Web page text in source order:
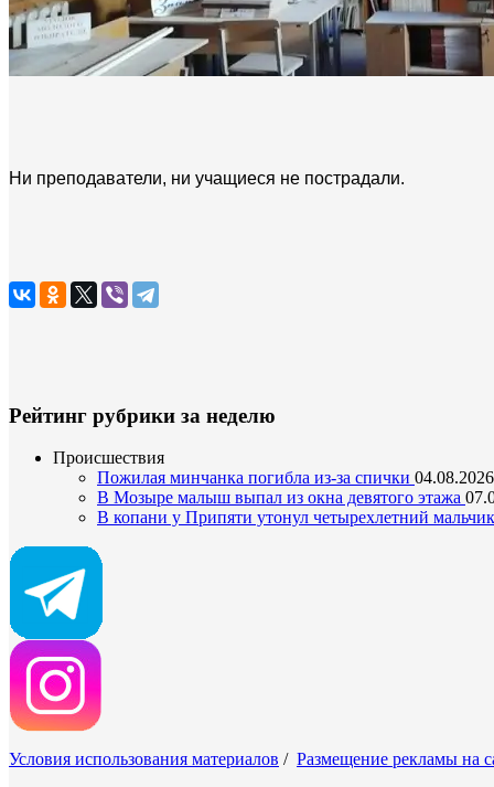
Ни преподаватели, ни учащиеся не пострадали.
Рейтинг рубрики за неделю
Происшествия
Пожилая минчанка погибла из-за спички
В Мозыре малыш выпал из окна девятого этажа
В копани у Припяти утонул четырехлетний
Условия использования материалов / Размещение рекламы на